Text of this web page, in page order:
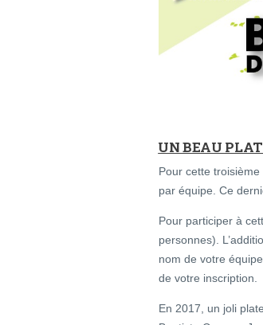
UN BEAU
Pour cette
par équipe. Ce
Pour participer à
personnes).
nom de votre
de votre inscription.
En 2017, un joli